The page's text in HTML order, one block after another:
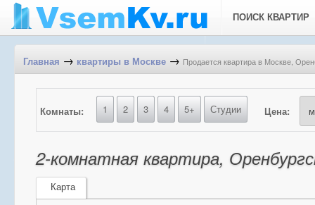
ПОИСК КВАРТИР
Главная → квартиры в Москве → Продается квартира в Москве,
Комнаты: 1 2 3 4 5+ Студии Цена:
2-комнатная квартира,
Карта